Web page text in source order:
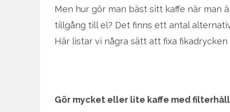
Men hur gör man bäst sitt kaffe när man
tillgång till el? Det finns ett antal
Här listar vi några sätt att fixa
Gör mycket eller lite kaffe med